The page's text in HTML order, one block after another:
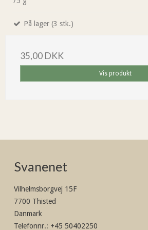
På lager (3 stk.)
35,00 DKK
Vis produkt
Svanenet
Vilhelmsborgvej 15F
7700 Thisted
Danmark
Telefonnr.: +45 50402250